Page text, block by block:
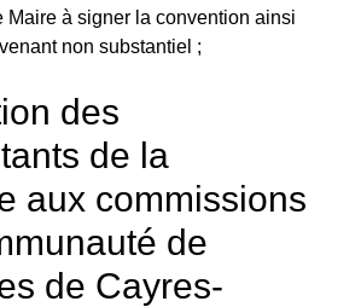
Maire à signer la convention ainsi
non substantiel ;
des
de la
aux commissions
de
de Cayres-